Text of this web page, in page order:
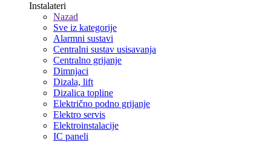
Instalateri
Nazad
Sve iz kategorije
Alarmni sustavi
Centralni sustav usisavanja
Centralno grijanje
Dimnjaci
Dizala, lift
Dizalica topline
Električno podno grijanje
Elektro servis
Elektroinstalacije
IC paneli